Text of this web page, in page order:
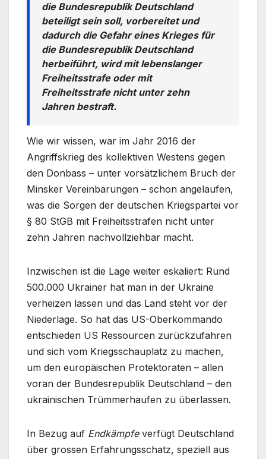
die Bundesrepublik Deutschland
beteiligt sein soll, vorbereitet und
dadurch die Gefahr eines Krieges für
die Bundesrepublik Deutschland
herbeiführt, wird mit lebenslanger
Freiheitsstrafe oder mit
Freiheitsstrafe nicht unter zehn
Jahren bestraft.
Wie wir wissen, war im Jahr 2016 der
Angriffskrieg des kollektiven Westens gegen
den Donbass – unter vorsätzlichem Bruch der
Minsker Vereinbarungen – schon angelaufen,
was die Sorgen der deutschen Kriegspartei vor
§ 80 StGB mit Freiheitsstrafen nicht unter
zehn Jahren nachvollziehbar macht.
Inzwischen ist die Lage weiter eskaliert: Rund
500.000 Ukrainer hat man in der Ukraine
verheizen lassen und das Land steht vor der
Niederlage. So hat das US-Oberkommando
entschieden US Ressourcen zurückzufahren
und sich vom Kriegsschauplatz zu machen,
um den europäischen Protektoraten – allen
voran der Bundesrepublik Deutschland – den
ukrainischen Trümmerhaufen zu überlassen.
In Bezug auf Endkämpfe verfügt Deutschland
über grossen Erfahrungsschatz, speziell aus